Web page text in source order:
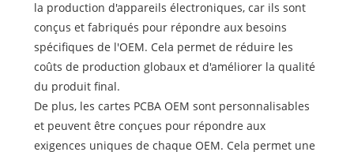
la production d'appareils électroniques, car ils sont
conçus et fabriqués pour répondre aux besoins
spécifiques de l'OEM. Cela permet de réduire les
coûts de production globaux et d'améliorer la qualité
du produit final.
De plus, les cartes PCBA OEM sont personnalisables
et peuvent être conçues pour répondre aux
exigences uniques de chaque OEM. Cela permet une